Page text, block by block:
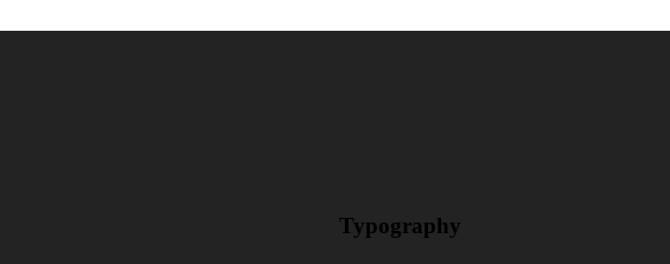
Typography